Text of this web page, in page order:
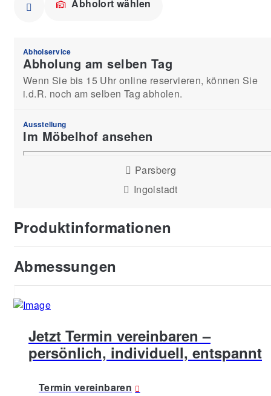
Abholort wählen
Abholservice
Abholung am selben Tag
Wenn Sie bis 15 Uhr online reservieren, können Sie
i.d.R. noch am selben Tag abholen.
Ausstellung
Im Möbelhof ansehen
Parsberg
Ingolstadt
Produktinformationen
Abmessungen
Jetzt Termin vereinbaren –
persönlich, individuell, entspannt
Termin vereinbaren